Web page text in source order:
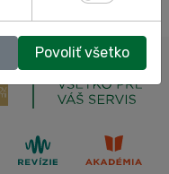
Povoliť všetko